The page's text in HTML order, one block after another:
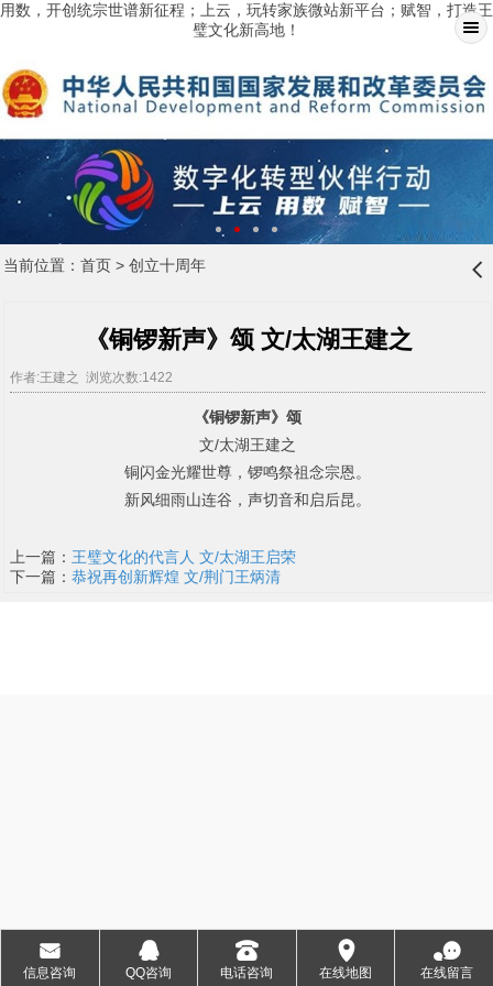
用数，开创统宗世谱新征程；上云，玩转家族微站新平台；赋智，打造王
璧文化新高地！
当前位置： 首页> 创立十周年 󰊒
《铜锣新声》颂 文/太湖王建之
作者:王建之 浏览次数:1422
《铜锣新声》颂
文/太湖王建之
铜闪金光耀世尊，锣鸣祭祖念宗恩。
新风细雨山连谷，声切音和启后昆。
上一篇： 王璧文化的代言人 文/太湖王启荣
下一篇： 恭祝再创新辉煌 文/荆门王炳清
󰄸
信息咨询
󰇇
QQ咨询
󰇯
电话咨询
󰅊
在线地图
󰂮
在线留言